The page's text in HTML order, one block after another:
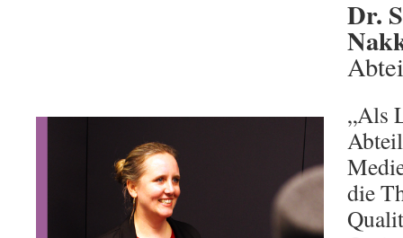
Dr.
„Als
die